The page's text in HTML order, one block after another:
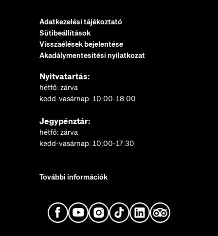
Adatkezelési tájékoztató
Sütibeállítások
Visszaélések bejelentése
Akadálymentesítési nyilatkozat
Nyitvatartás:
hétfő: zárva
kedd-vasárnap: 10:00-18:00
Jegypénztár:
hétfő: zárva
kedd-vasárnap: 10:00-17:30
További információk